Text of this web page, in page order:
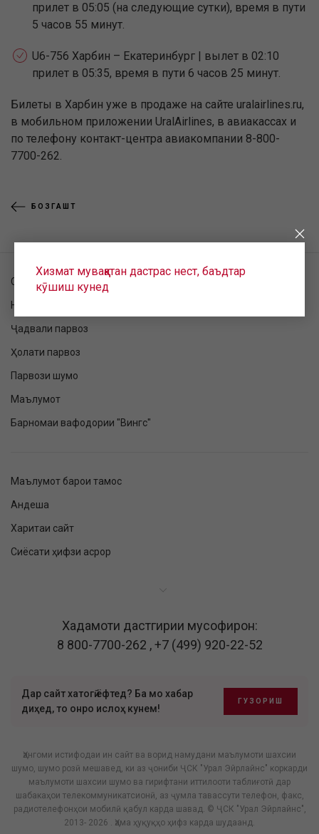
прилет в 05:05 (на следующие сутки), время в пути
5 часов 55 минут.
U6-756 Харбин – Екатеринбург | вылет в 02:10
прилет в 05:35, время в пути 6 часов 25 минут.
Билеты в Харбин уже в продаже на сайте uralairlines.ru,
в мобильном приложении UralAirlines, в авиакассах и
по телефону контакт-центра авиакомпании 8-800-
7700-262.
БОЗГАШТ
Хизмат муваққатан дастрас нест, баъдтар
кӯшиш кунед
Санҷиши фармоиш
Номнавис шудан ба парвоз
Ҷадвали парвоз
Ҳолати парвоз
Парвози шумо
Маълумот
Барномаи вафодории "Вингс"
Маълумот барои тамос
Андеша
Харитаи сайт
Сиёсати ҳифзи асрор
Хадамоти дастгирии мусофирон:
8 800-7700-262 ,+7 (499) 920-22-52
Дар сайт хатогӣ ёфтед? Ба мо хабар
диҳед, то онро ислоҳ кунем!
ГУЗОРИШ
Ҳангоми истифодаи ин сайт ва ворид намудани маълумоти шахсии
шумо, шумо розӣ мешавед, ки аз ҷониби ҶСК "Урал Эйрлайнс" коркарди
маълумоти шахсии шумо ва гирифтани иттилооти таблиғотӣ дар
шабакаҳои телекоммуникатсионӣ, аз ҷумла тавассути телефон, факс,
радиотелефонҳои мобилӣ қабул карда шавад. © ҶСК "Урал Эйрлайнс",
2013- 2026 . Ҳама ҳуқуқҳо ҳифз карда шудаанд.